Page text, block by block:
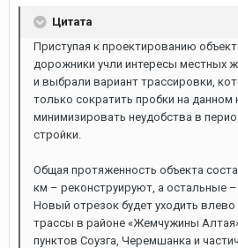
Цитата
Приступая к проектированию
дорожники учли интересы местных
и выбрали вариант трассировки,
только сократить пробки на данном
минимизировать неудобства в
стройки.
Общая протяженность объекта
км – реконструируют, а остальные –
Новый отрезок будет уходить
трассы в районе «Жемчужины
пунктов Соузга, Черемшанка и